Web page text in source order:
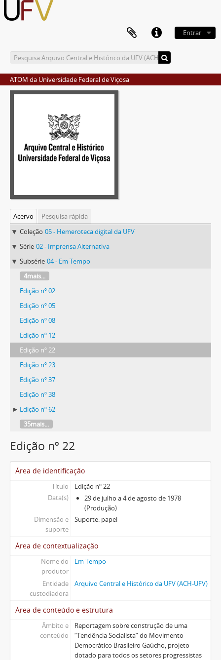
Entrar
ATOM da Universidade Federal de Viçosa
Acervo
Pesquisa rápida
Coleção 05 - Hemeroteca digital da UFV
Série 02 - Imprensa Alternativa
Subsérie 04 - Em Tempo
4mais...
Edição nº 02
Edição nº 05
Edição nº 08
Edição nº 12
Edição nº 22
Edição nº 23
Edição nº 37
Edição nº 38
Edição nº 62
35mais...
Edição nº 22
Área de identificação
Título
Edição nº 22
Data(s)
29 de julho a 4 de agosto de 1978
(Produção)
Dimensão e
suporte
Suporte: papel
Área de contextualização
Nome do
produtor
Em Tempo
Entidade
custodiadora
Arquivo Central e Histórico da UFV (ACH-UFV)
Área de conteúdo e estrutura
Âmbito e
conteúdo
Reportagem sobre construção de uma
“Tendência Socialista” do Movimento
Democrático Brasileiro Gaúcho, projeto
dotado para todos os setores progressistas